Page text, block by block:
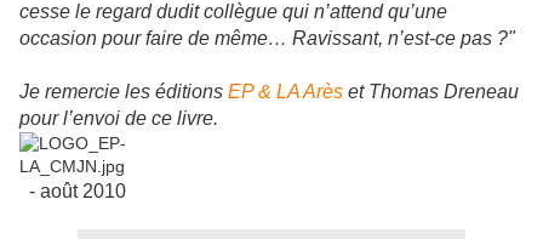
cesse le regard dudit collègue qui n’attend qu’une
occasion pour faire de même… Ravissant, n’est-ce pas ?"
Je remercie les éditions EP & LA Arès et Thomas Dreneau
pour l’envoi de ce livre.
- août 2010